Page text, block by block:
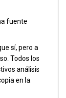
fuente
sí, pero a
Todos los
análisis
en la